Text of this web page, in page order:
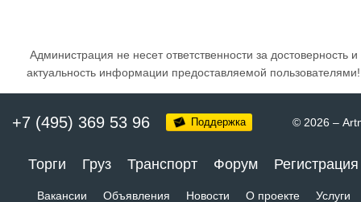
Администрация не несет ответственности за достоверность и
актуальность информации предоставляемой пользователями!
+7 (495) 369 53 96 Поддержка © 2026 –
Торги Груз Транспорт Форум Регистрация
Вакансии Объявления Новости О проекте Услуги